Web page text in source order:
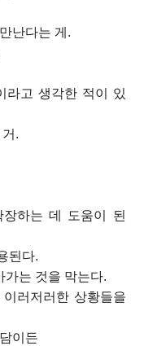
난다는 게.
라고 생각한 적이 있
.
하는 데 도움이 된
된다.
가는 것을 막는다.
러저러한 상황들을
이든